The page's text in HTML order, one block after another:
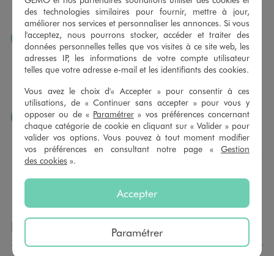
dans tous les magasins GÉMO.
JE PEUX FAIRE RETOUCHER MES ARTICLES
Ourlets, ceintures… vous avez la possibilité de faire
retoucher vos articles textiles dans nos magasins. Les tarifs
conditions en magasins.
J’AIME FAIRE PLAISIR
Nous vous proposons des cartes cadeaux GÉMO d’un
montant au choix entre 10€ et 150€. Les cartes cadeau
GÉMO sont valables 1 an, utilisables en plusieurs fois, pour
dans de jolies enveloppes pour toutes les occasions.
NOS AUTRES MAGASINS
des technologies similaires pour fournir, mettre à jour,
améliorer nos services et personnaliser les annonces. Si vous
l'acceptez, nous pourrons stocker, accéder et traiter des
données personnelles telles que vos visites à ce site web, les
adresses IP, les informations de votre compte utilisateur
telles que votre adresse e-mail et les identifiants des cookies.
Vous avez le choix d'« Accepter » pour consentir à ces
utilisations, de « Continuer sans accepter » pour vous y
opposer ou de « Paramétrer » vos préférences concernant
chaque catégorie de cookie en cliquant sur « Valider » pour
valider vos options. Vous pouvez à tout moment modifier
vos préférences en consultant notre page « Gestion
des cookies ».
Accepter
Paramétrer